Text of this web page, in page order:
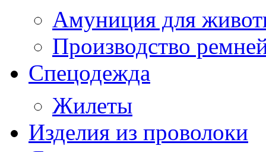
Амуниция для
Производство
Спецодежда
Жилеты
Изделия из проволоки